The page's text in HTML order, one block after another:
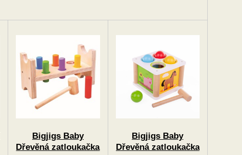
Bigjigs Baby
Dřevěná zatloukačka
Bigjigs Baby
Dřevěná zatloukačka